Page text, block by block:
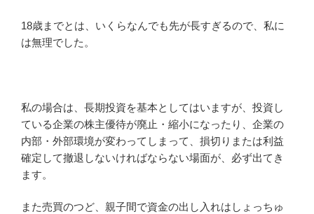
18歳までとは、いくらなんでも先が長すぎるので、私に
は無理でした。
私の場合は、長期投資を基本としてはいますが、投資し
ている企業の株主優待が廃止・縮小になったり、企業の
内部・外部環境が変わってしまって、損切りまたは利益
確定して撤退しないければならない場面が、必ず出てき
ます。
また売買のつど、親子間で資金の出し入れはしょっちゅ